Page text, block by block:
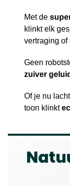
Met de
klinkt elk
vertraging of
Geen
zuiver
Of je nu
toon klinkt